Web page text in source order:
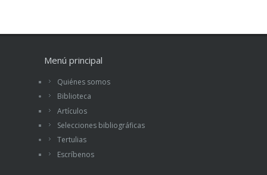
Menú principal
Quiénes somos
Biblioteca
Artículos
Selecciones bibliográficas
Tertulias
Escríbenos